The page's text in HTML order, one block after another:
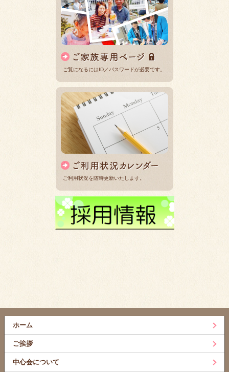
ご覧になるにはID／パスワードが必要です。
ご利用状況を随時更新いたします。
ホーム
ご挨拶
中心会について